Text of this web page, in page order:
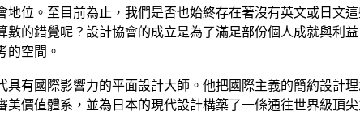
地位。至目前為止，我們是否也始終存在著沒有英文或日文
數的錯覺呢？設計協會的成立是為了滿足部份個人成就與
的空間。
具有國際影響力的平面設計大師。他把國際主義的簡約設
美價值體系，並為日本的現代設計構築了一條通往世界級頂尖